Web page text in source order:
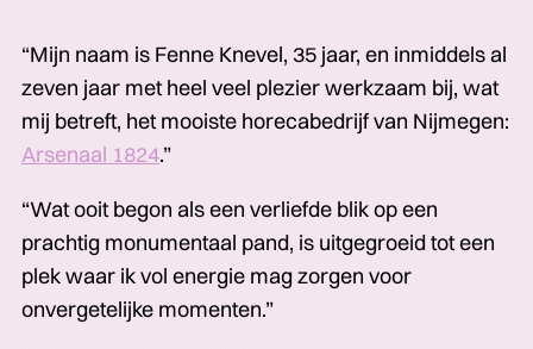
“Mijn naam is Fenne Knevel, 35 jaar, en inmiddels al
zeven jaar met heel veel plezier werkzaam bij, wat
mij betreft, het mooiste horecabedrijf van Nijmegen:
Arsenaal 1824.”
“Wat ooit begon als een verliefde blik op een
prachtig monumentaal pand, is uitgegroeid tot een
plek waar ik vol energie mag zorgen voor
onvergetelijke momenten.”